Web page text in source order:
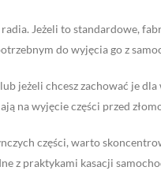
Jeżeli to standardowe,
do wyjęcia go z
jeżeli chcesz zachować je
na wyjęcie części przed
części, warto
z praktykami kasacji